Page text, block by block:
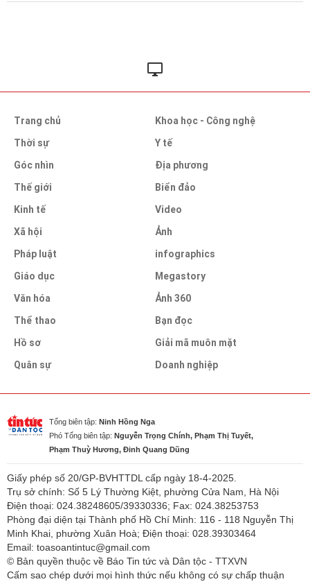
Trang chủ
Thời sự
Góc nhìn
Thế giới
Kinh tế
Xã hội
Pháp luật
Giáo dục
Văn hóa
Thể thao
Hồ sơ
Quân sự
Khoa học - Công nghệ
Y tế
Địa phương
Biển đảo
Video
Ảnh
infographics
Megastory
Ảnh 360
Bạn đọc
Giải mã muôn mặt
Doanh nghiệp
Tổng biên tập: Ninh Hồng Nga
Phó Tổng biên tập: Nguyễn Trọng Chính, Phạm Thị Tuyết,
Phạm Thuỳ Hương, Đinh Quang Dũng
Giấy phép số 20/GP-BVHTTDL cấp ngày 18-4-2025.
Trụ sở chính: Số 5 Lý Thường Kiệt, phường Cửa Nam, Hà Nội
Điện thoại: 024.38248605/39330336; Fax: 024.38253753
Phòng đại diện tại Thành phố Hồ Chí Minh: 116 - 118 Nguyễn Thị
Minh Khai, phường Xuân Hoà; Điện thoại: 028.39303464
Email: toasoantintuc@gmail.com
© Bản quyền thuộc về Báo Tin tức và Dân tộc - TTXVN
Cấm sao chép dưới mọi hình thức nếu không có sự chấp thuận